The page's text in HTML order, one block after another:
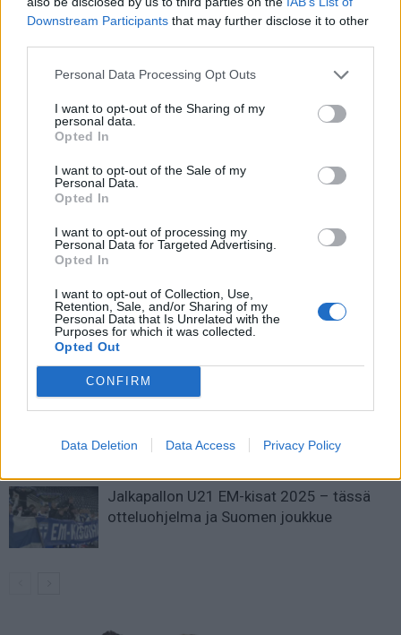
Downstream Participants that may further disclose it to other
Personal Data Processing Opt Outs
I want to opt-out of the Sharing of my
personal data.
Opted In
I want to opt-out of the Sale of my
Personal Data.
Opted In
I want to opt-out of processing my
Personal Data for Targeted Advertising.
Opted In
I want to opt-out of Collection, Use,
Retention, Sale, and/or Sharing of my
Personal Data that Is Unrelated with the
Purposes for which it was collected.
Opted Out
CONFIRM
Data Deletion Data Access Privacy Policy
Edellinen artikkeli
katsojan videolle –
järjestyksenvalvojat hakkasivat
Englannin Jude Bellingham
Suomen MM-karsintojen näkymät –
todellinen jalkapallokommentaattorin
analyysi
Suomi-Hollanti näkyy ilmaiseksi TV:stä –
Jalkapallon U21 EM-kisat 2025 – tässä
otteluohjelma ja Suomen joukkue